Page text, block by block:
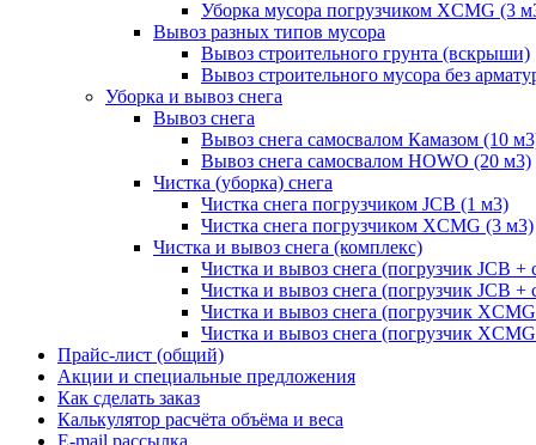
Уборка мусора погрузчиком XCMG (3
Вывоз разных типов мусора
Вывоз строительного грунта (вскрыши)
Вывоз строительного мусора без
Уборка и вывоз снега
Вывоз снега
Вывоз снега самосвалом Камазом (10
Вывоз снега самосвалом HOWO (20 м3)
Чистка (уборка) снега
Чистка снега погрузчиком JCB (1 м3)
Чистка снега погрузчиком XCMG (3 м3)
Чистка и вывоз снега (комплекс)
Чистка и вывоз снега (погрузчик JCB +
Чистка и вывоз снега (погрузчик JCB +
Чистка и вывоз снега (погрузчик
Чистка и вывоз снега (погрузчик
Прайс-лист (общий)
Акции и специальные предложения
Как сделать заказ
Калькулятор расчёта объёма и веса
E-mail рассылка